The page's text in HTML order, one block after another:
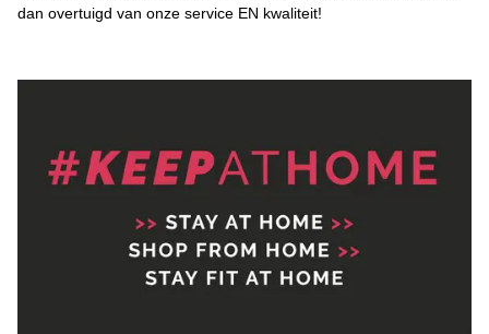
dan overtuigd van onze service EN kwaliteit!